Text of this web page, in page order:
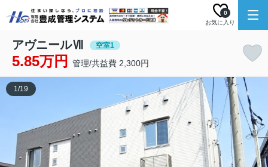
お気に入り
0
アヴニールⅦ 空室1
5.85万円 管理/共益費 2,300円
1/19